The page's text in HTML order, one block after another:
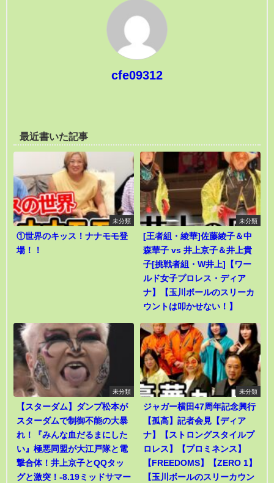
cfe09312
最近書いた記事
未分類
①世界のキッス！ナナモモ登
場！！
未分類
[王者組・綾華]佐藤綾子＆中
森華子 vs 井上京子＆井上貴
子[挑戦者組・W井上]【ワー
ルド女子プロレス・ディア
ナ】【玉川ボールのスリーカ
ウントは叩かせない！】
未分類
【スターダム】ダンプ松本が
スターダムで制御不能の大暴
れ！『みんな血だるまにした
い』極悪同盟が大江戸隊と電
撃合体！井上京子とQQタッ
グと激突！-8.19ミッドサマー
未分類
ジャガー横田47周年記念興行
【孤高】記者会見【ディア
ナ】【ストロングスタイルプ
ロレス】【プロミネンス】
【FREEDOMS】【ZERO 1】
【玉川ボールのスリーカウン